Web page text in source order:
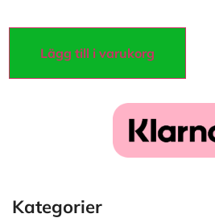
Lägg till i varukorg
Kategorier